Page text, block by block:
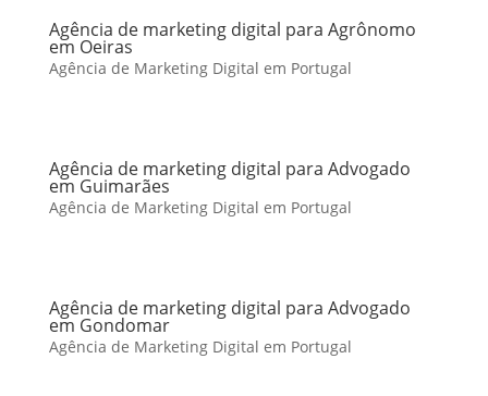
Agência de marketing digital para Agrônomo
em Oeiras
Agência de Marketing Digital em Portugal
Agência de marketing digital para Advogado
em Guimarães
Agência de Marketing Digital em Portugal
Agência de marketing digital para Advogado
em Gondomar
Agência de Marketing Digital em Portugal